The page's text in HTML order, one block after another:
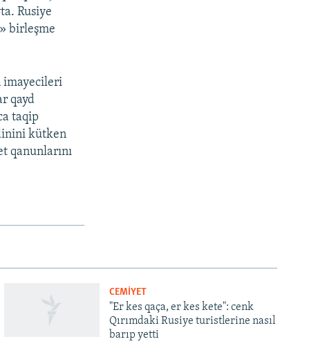
Rusiye
birleşme
imayecileri
qayd
taqip
kütken
qanunlarını
CEMİYET
"Er kes qaça, er kes kete": cenk
Qırımdaki Rusiye turistlerine nasıl
barıp yetti